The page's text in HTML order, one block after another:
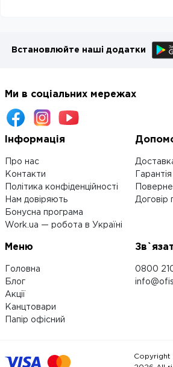
Встановлюйте наші додатки
Ми в соціальних мережах
Інформація
Про нас
Контакти
Політика конфіденційності
Нам довіряють
Бонусна програма
Work.ua — робота в Україні
Гарантія
Договір
Меню
Головна
Блог
Акції
Канцтовари
Папір офісний
0800